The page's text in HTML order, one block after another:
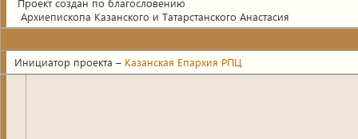
Проект создан по благословению
Архиепископа Казанского и Татарстанского Анастасия
Инициатор проекта – Казанская Епархия РПЦ